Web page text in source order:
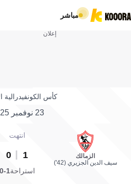
مباشر
إعلان
كأس الكونفيدرالية
23 نوفمبر 2025
الزمالك
سيف الدين الجزيري (42')
انتهت
1
0
استراحة1-0